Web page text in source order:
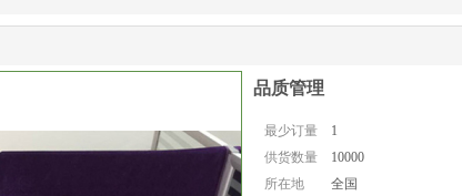
品质管理
最少订量
1
供货数量
10000
所在地
全国